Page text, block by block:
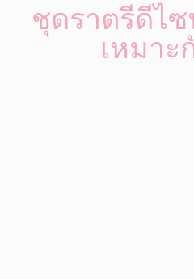
ชุดราตรีดีไ
เหมา